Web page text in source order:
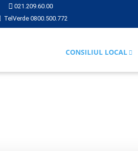
021.209.60.00
TelVerde 0800.500.772
CONSILIUL LOCAL